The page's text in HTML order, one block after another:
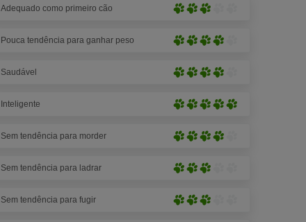
5
de
patas)
Adequado como primeiro cão
Moderado
de
patas)
Pouca tendência para ganhar peso
Alto
de
patas)
Saudável
Alto
de
patas)
Inteligente
Muito
(5
5
Sem tendência para morder
Alto
de
patas)
Sem tendência para ladrar
Moderado
de
Sem tendência para fugir
Moderado